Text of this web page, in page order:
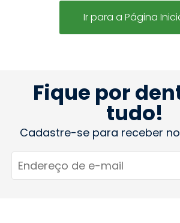
Ir para a Página
Fique por
tudo!
Cadastre-se para receber